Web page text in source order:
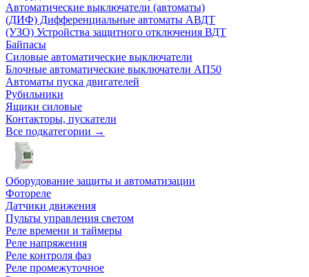
Автоматические выключатели (автоматы)
(ДИФ) Дифференциальные автоматы АВДТ
(УЗО) Устройства защитного отключения ВДТ
Байпасы
Силовые автоматические выключатели
Блочные автоматические выключатели АП50
Автоматы пуска двигателей
Рубильники
Ящики силовые
Контакторы, пускатели
Все подкатегории →
Оборудование защиты и автоматизации
Фотореле
Датчики движения
Пульты управления светом
Реле времени и таймеры
Реле напряжения
Реле контроля фаз
Реле промежуточное